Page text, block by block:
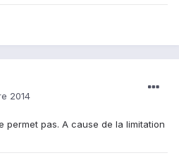
2014
permet pas. A cause de la limitation